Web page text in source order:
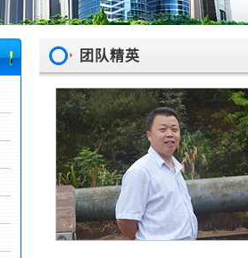
团队精英